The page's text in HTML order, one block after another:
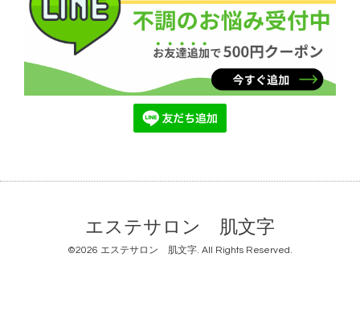
エステサロン 肌文字
©2026 エステサロン 肌文字. All Rights Reserved.